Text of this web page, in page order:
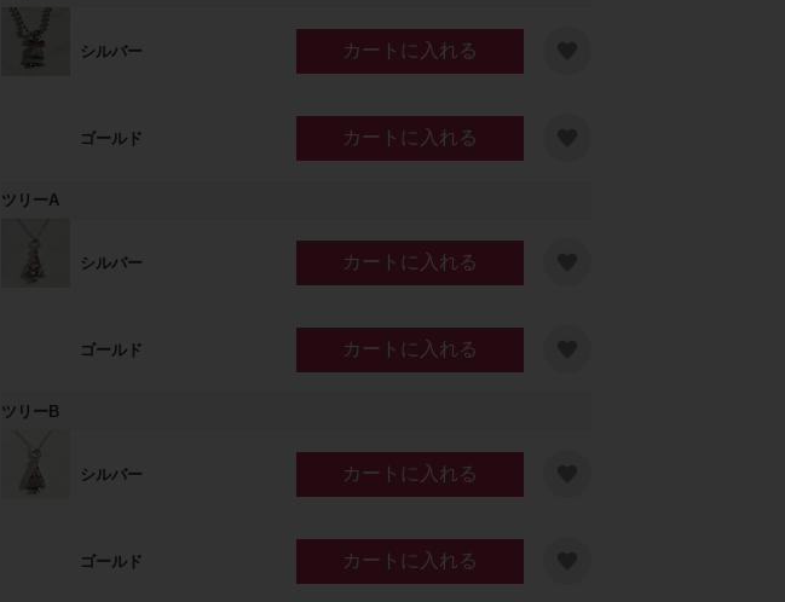
シルバー カートに入れる
ゴールド カートに入れる
ツリーA
シルバー カートに入れる
ゴールド カートに入れる
ツリーB
シルバー カートに入れる
ゴールド カートに入れる